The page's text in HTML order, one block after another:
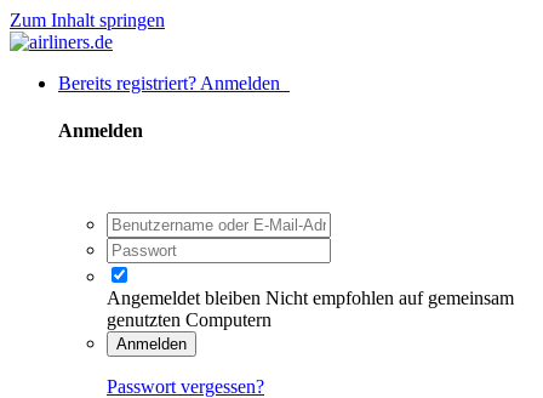
Zum Inhalt springen
Bereits registriert? Anmelden
Anmelden
Angemeldet bleiben Nicht empfohlen auf gemeinsam
genutzten Computern
Anmelden
Passwort vergessen?